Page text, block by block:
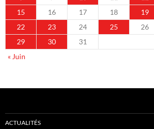
15
16 17 18 19
22
23 24 25 26
29
30
31
« Juin
ACTUALITÉS